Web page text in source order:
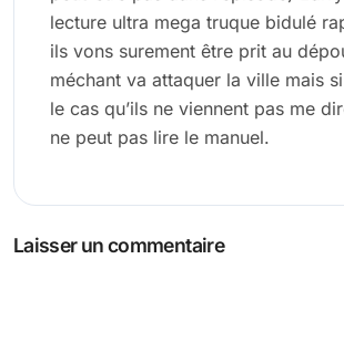
lecture ultra mega truque bidulé
ils vons surement être prit au
méchant va attaquer la ville mais si
le cas qu’ils ne viennent pas me
ne peut pas lire le manuel.
Laisser un commentaire